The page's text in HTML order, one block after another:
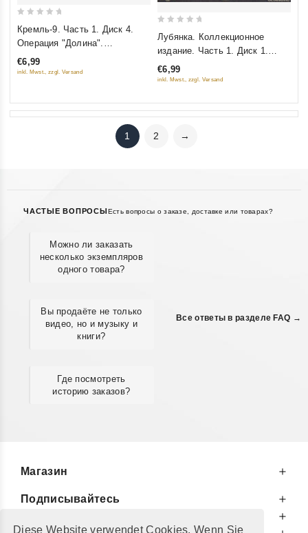
Diese Website verwendet Cookies. Wenn Sie
out
5
Кремль-9. Часть 1. Диск 4.
Операция "Долина".
Особенности национальной
охоты. Снайперы на башнях.
€6,99
inkl. Mwst., zzgl. Versand
out
5
Лубянка. Коллекционное
издание. Часть 1. Диск 1.
Обыкновенный терроризм
(Подарочное издание)
€6,99
inkl. Mwst., zzgl. Versand
1 2 →
ЧАСТЫЕ ВОПРОСЫ Есть вопросы о заказе, доставке или товарах?
Можно ли заказать
несколько экземпляров
одного товара?
Вы продаёте не только
видео, но и музыку и
книги?
Где посмотреть
историю заказов?
Все ответы в разделе FAQ →
Магазин
Подписывайтесь